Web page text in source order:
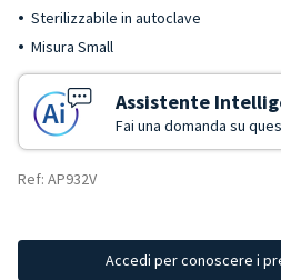
Sterilizzabile in autoclave
Misura Small
Assistente
Fai una domanda su
Ref: AP932V
Accedi per conoscere i